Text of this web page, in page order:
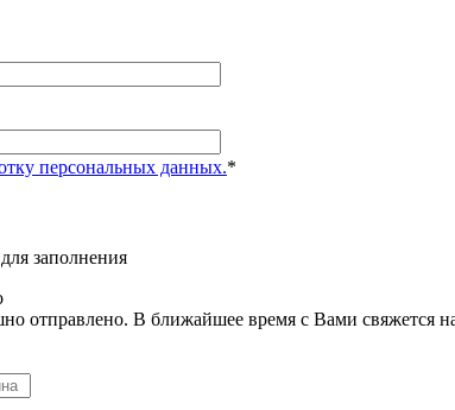
персональных данных.*
заполнения
отправлено. В ближайшее время с Вами свяжется